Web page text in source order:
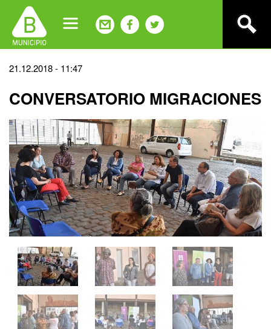
navigation
Back
top
21.12.2018 - 11:47
CONVERSATORIO MIGRACIONES